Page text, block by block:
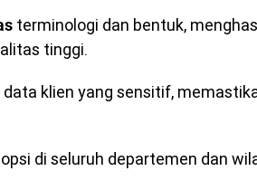
terminologi dan bentuk,
tinggi.
data klien yang sensitif,
di seluruh departemen dan